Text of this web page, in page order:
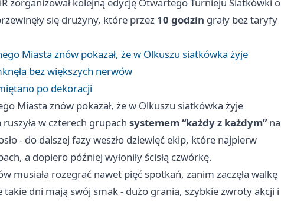
zorganizował kolejną edycję Otwartego Turnieju Siatkówki o
się drużyny, które przez 10 godzin grały bez taryfy
Miasta znów pokazał, że w Olkuszu siatkówka żyje
bez większych nerwów
po dekoracji
Miasta znów pokazał, że w Olkuszu siatkówka żyje
ruszyła w czterech grupach systemem “każdy z każdym”na
- do dalszej fazy weszło dziewięć ekip, które najpierw
a dopiero później wyłoniły ścisłą czwórkę.
musiała rozegrać nawet pięć spotkań, zanim zaczęła walkę
dni mają swój smak - dużo grania, szybkie zwroty akcji i